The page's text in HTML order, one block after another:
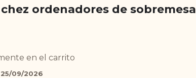
ordenadores de sobremesa
en el carrito
09/2026